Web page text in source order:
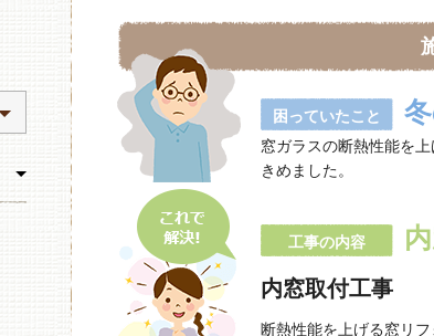
困っていたこと
窓ガラスの断熱性能を
きめました。
工事の内容
内窓取付工事
断熱性能を上げる窓リ